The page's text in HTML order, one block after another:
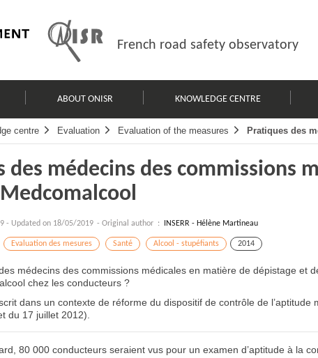
French road safety observatory
ABOUT ONISR KNOWLEDGE CENTRE
centre Evaluation Evaluation of the measures Pratiques des
des médecins des commissions
- Updated on 18/05/2019 - Original author : INSERR - Hélène Martineau
Evaluation des mesures Santé Alcool - stupéfiants 2014
médecins des commissions médicales en matière de dépistage et
chez les conducteurs ?
dans un contexte de réforme du dispositif de contrôle de l’aptitude
du 17 juillet 2012).
80 000 conducteurs seraient vus pour un examen d’aptitude à la